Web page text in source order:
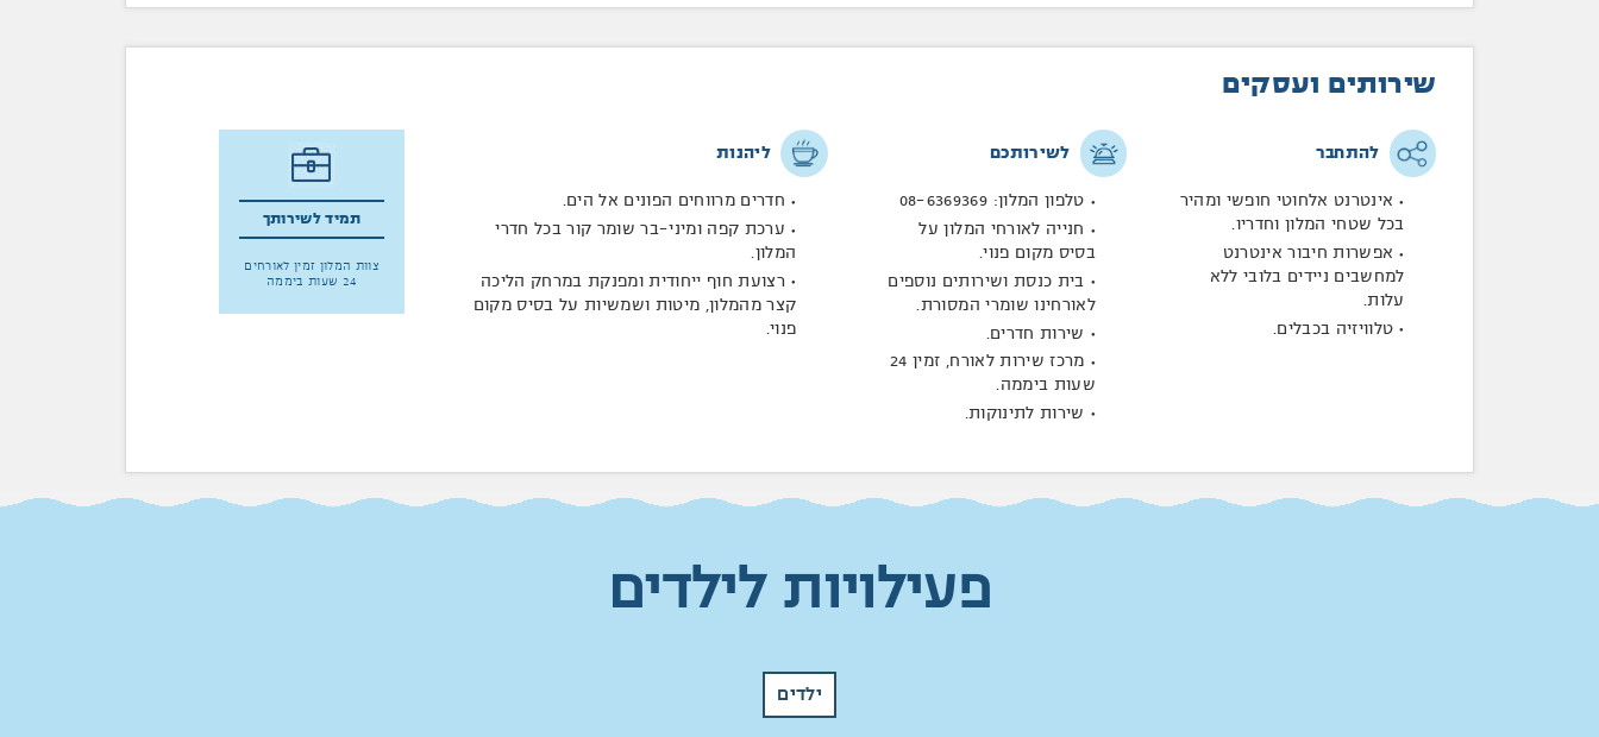
שירותים ועסקים
להתחבר
אינטרנט אלחוטי חופשי ומהיר
בכל שטחי המלון וחדריו.
אפשרות חיבור אינטרנט
למחשבים ניידים בלובי ללא
עלות.
טלוויזיה בכבלים.
לשירותכם
טלפון המלון: 08-6369369
חנייה לאורחי המלון על
בסיס מקום פנוי.
בית כנסת ושירותים נוספים
לאורחינו שומרי המסורת.
שירות חדרים.
מרכז שירות לאורח, זמין 24
שעות ביממה.
שירות לתינוקות.
ליהנות
חדרים מרווחים הפונים אל הים.
ערכת קפה ומיני-בר שומר קור בכל חדרי
המלון.
רצועת חוף ייחודית ומפנקת במרחק הליכה
קצר מהמלון, מיטות ושמשיות על בסיס מקום
פנוי.
תמיד לשירותך
צוות המלון זמין לאורחים
24 שעות ביממה
פעילויות לילדים
ילדים